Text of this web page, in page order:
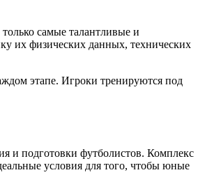
самые талантливые и
их физических данных, технических
этапе. Игроки тренируются под
и подготовки футболистов. Комплекс
условия для того, чтобы юные